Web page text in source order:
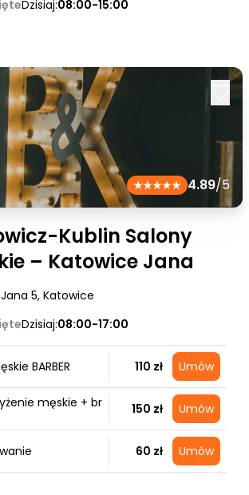
Dzisiaj:08:00-15:00
4.89/5
Kublin Salony
– Katowice Jana
5, Katowice
Dzisiaj:08:00-17:00
BARBER 110 zł Umów
męskie + br
150 zł Umów
60 zł Umów